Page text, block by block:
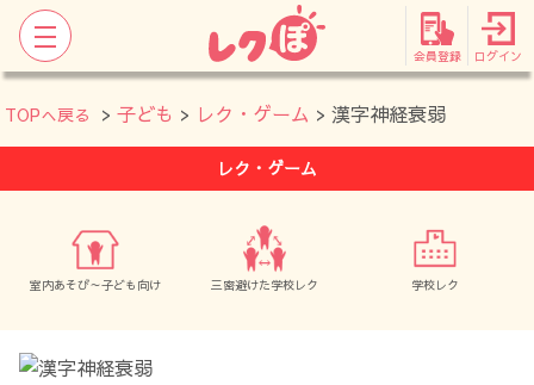
会員登録 ログイン
TOPへ戻る > 子ども > レク・ゲーム > 漢字神経衰弱
レク・ゲーム
室内あそび～子ども向け 三密避けた学校レク 学校レク